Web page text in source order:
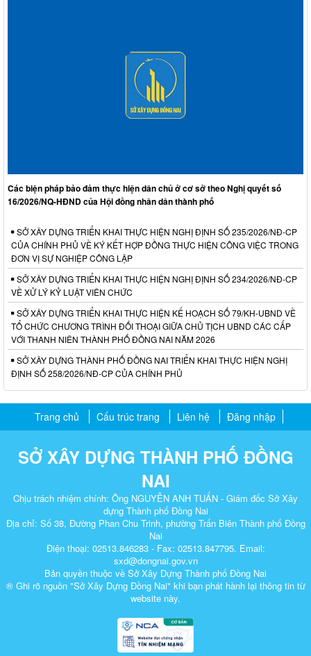
Các biện pháp bảo đảm thực hiện dân chủ ở cơ sở theo Nghị quyết số
16/2026/NQ-HĐND của Hội đồng nhân dân thành phố
SỞ XÂY DỰNG TRIỂN KHAI THỰC HIỆN NGHỊ ĐỊNH SỐ 235/2026/NĐ-CP
CỦA CHÍNH PHỦ VỀ KÝ KẾT HỢP ĐỒNG THỰC HIỆN CÔNG VIỆC TRONG
ĐƠN VỊ SỰ NGHIỆP CÔNG LẬP
SỞ XÂY DỰNG TRIỂN KHAI THỰC HIỆN NGHỊ ĐỊNH SỐ 234/2026/NĐ-CP
VỀ XỬ LÝ KỶ LUẬT VIÊN CHỨC
SỞ XÂY DỰNG TRIỂN KHAI THỰC HIỆN KẾ HOẠCH SỐ 79/KH-UBND VỀ
TỔ CHỨC CHƯƠNG TRÌNH ĐỐI THOẠI GIỮA CHỦ TỊCH UBND CÁC CẤP
VỚI THANH NIÊN THÀNH PHỐ ĐỒNG NAI NĂM 2026
SỞ XÂY DỰNG THÀNH PHỐ ĐỒNG NAI TRIỂN KHAI THỰC HIỆN NGHỊ
ĐỊNH SỐ 258/2026/NĐ-CP CỦA CHÍNH PHỦ
Trang chủ Cấu trúc trang Liên hệ Đăng nhập
SỞ XÂY DỰNG THÀNH PHỐ ĐỒNG
NAI
Chịu trách nhiệm chính: Ông NGUYỄN ANH TUẤN - Giám đốc Sở Xây
dựng Thành phố Đồng Nai
Địa chỉ: Số 38, Đường Phan Chu Trinh, phường Trấn Biên Thành phố Đồng
Nai
Điện thoại: 02513.846283 - Fax: 02513.847795. Email:
sxd@dongnai.gov.vn
Bản quyền thuộc về Sở Xây Dựng Thành phố Đồng Nai
® Ghi rõ nguồn "Sở Xây Dựng Đồng Nai" khi bạn phát hành lại thông tin từ
website này.​